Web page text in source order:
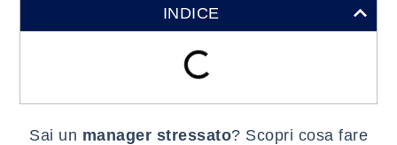
INDICE
Sai un manager stressato? Scopri cosa fare